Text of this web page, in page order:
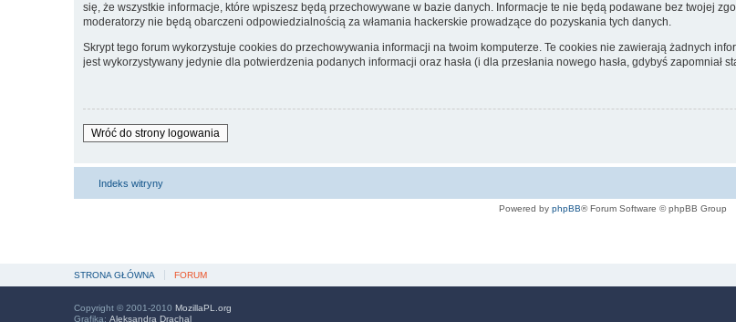
się, że wszystkie informacje, które wpiszesz będą przechowywane w bazie danych. Informacje te nie będą podawane bez twojej
moderatorzy nie będą obarczeni odpowiedzialnością za włamania hackerskie prowadzące do pozyskania tych danych.
Skrypt tego forum wykorzystuje cookies do przechowywania informacji na twoim komputerze. Te cookies nie zawierają żadnych
jest wykorzystywany jedynie dla potwierdzenia podanych informacji oraz hasła (i dla przesłania nowego hasła, gdybyś zapomniał
Wróć do strony logowania
Indeks witryny
Powered by phpBB® Forum Software © phpBB Group
STRONA GŁÓWNA FORUM
Copyright © 2001-2010 MozillaPL.org
Grafika: Aleksandra Drachal